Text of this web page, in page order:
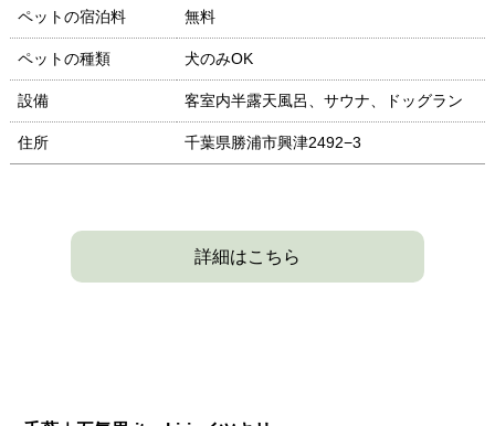
ペットの宿泊料 無料
ペットの種類 犬のみOK
設備 客室内半露天風呂、サウナ、ドッグラン
住所 千葉県勝浦市興津2492−3
詳細はこちら